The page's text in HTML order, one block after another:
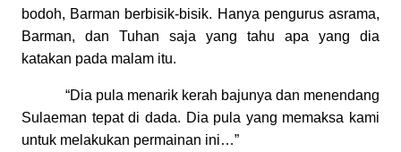
bodoh, Barman berbisik-bisik. Hanya pengurus asrama,
Barman, dan Tuhan saja yang tahu apa yang dia
katakan pada malam itu.
“Dia pula menarik kerah bajunya dan menendang
Sulaeman tepat di dada. Dia pula yang memaksa kami
untuk melakukan permainan ini…”